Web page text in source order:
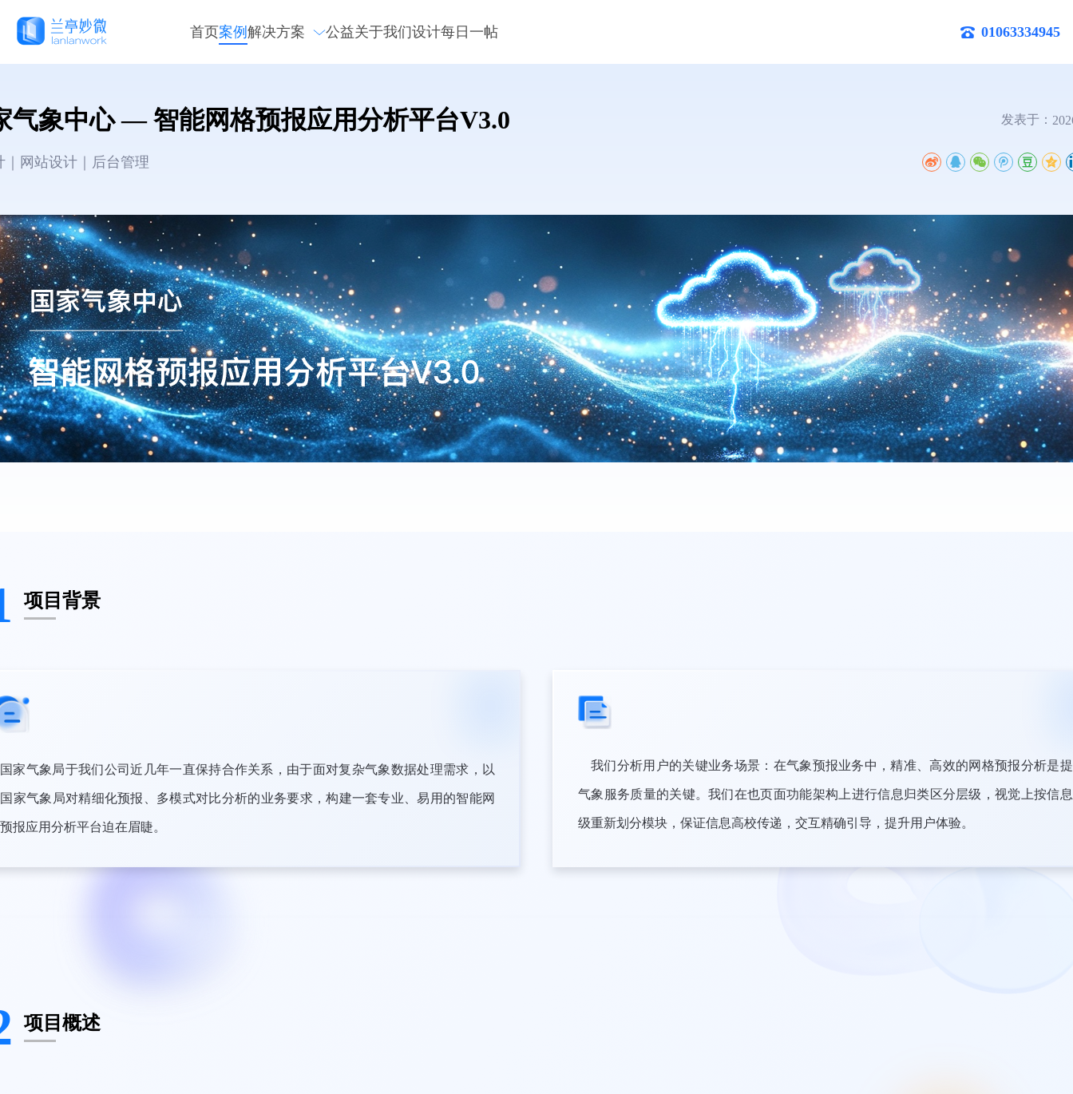
首页案例 解决方案 公益关于我们设计每日一帖 01063334945
气象中心 — 智能网格预报应用分析平台V3.0 发表于：
｜网站设计｜后台管理
项目背景
国家气象局于我们公司近几年一直保持合作关系，由于面对复杂气象数据处理需求，以
家气象局对精细化预报、多模式对比分析的业务要求，构建一套专业、易用的智能网
报应用分析平台迫在眉睫。
我们分析用户的关键业务场景：在气象预报业务中，精准、高效的网格预报分析是
气象服务质量的关键。我们在也页面功能架构上进行信息归类区分层级，视觉上按信
级重新划分模块，保证信息高校传递，交互精确引导，提升用户体验。
项目概述